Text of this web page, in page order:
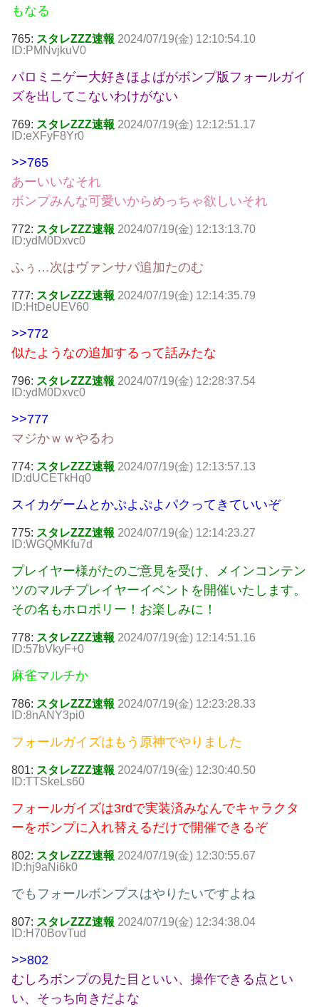
もなる
765: スタレZZZ速報 2024/07/19(金) 12:10:54.10
ID:PMNvjkuV0
パロミニゲー大好きほよばがボンプ版フォールガイ
ズを出してこないわけがない
769: スタレZZZ速報 2024/07/19(金) 12:12:51.17
ID:eXFyF8Yr0
>>765
あーいいなそれ
ボンプみんな可愛いからめっちゃ欲しいそれ
772: スタレZZZ速報 2024/07/19(金) 12:13:13.70
ID:ydM0Dxvc0
ふぅ…次はヴァンサバ追加たのむ
777: スタレZZZ速報 2024/07/19(金) 12:14:35.79
ID:HtDeUEV60
>>772
似たようなの追加するって話みたな
796: スタレZZZ速報 2024/07/19(金) 12:28:37.54
ID:ydM0Dxvc0
>>777
マジかｗｗやるわ
774: スタレZZZ速報 2024/07/19(金) 12:13:57.13
ID:dUCETkHq0
スイカゲームとかぷよぷよパクってきていいぞ
775: スタレZZZ速報 2024/07/19(金) 12:14:23.27
ID:WGQMKfu7d
プレイヤー様がたのご意見を受け、メインコンテン
ツのマルチプレイヤーイベントを開催いたします。
その名もホロポリー！お楽しみに！
778: スタレZZZ速報 2024/07/19(金) 12:14:51.16
ID:57bVkyF+0
麻雀マルチか
786: スタレZZZ速報 2024/07/19(金) 12:23:28.33
ID:8nANY3pi0
フォールガイズはもう原神でやりました
801: スタレZZZ速報 2024/07/19(金) 12:30:40.50
ID:TTSkeLs60
フォールガイズは3rdで実装済みなんでキャラクタ
ーをボンプに入れ替えるだけで開催できるぞ
802: スタレZZZ速報 2024/07/19(金) 12:30:55.67
ID:hj9aNi6k0
でもフォールボンプスはやりたいですよね
807: スタレZZZ速報 2024/07/19(金) 12:34:38.04
ID:H70BovTud
>>802
むしろボンプの見た目といい、操作できる点とい
い、そっち向きだよな